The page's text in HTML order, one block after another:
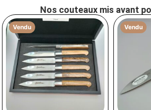
Nos couteaux mis avant
Vendu Vendu